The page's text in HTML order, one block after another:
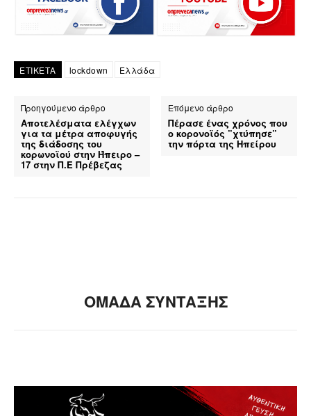
ΕΤΙΚΕΤΑ lockdown Ελλάδα
Προηγούμενο άρθρο
Αποτελέσματα ελέγχων
για τα μέτρα αποφυγής
της διάδοσης του
κορωνοϊού στην Ήπειρο –
17 στην Π.Ε Πρέβεζας
Επόμενο άρθρο
Πέρασε ένας χρόνος που
ο κορονοϊός ”χτύπησε”
την πόρτα της Ηπείρου
ΟΜΑΔΑ ΣΥΝΤΑΞΗΣ